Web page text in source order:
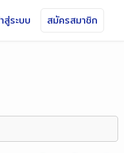
สู่ระบบ สมัครสมาชิก